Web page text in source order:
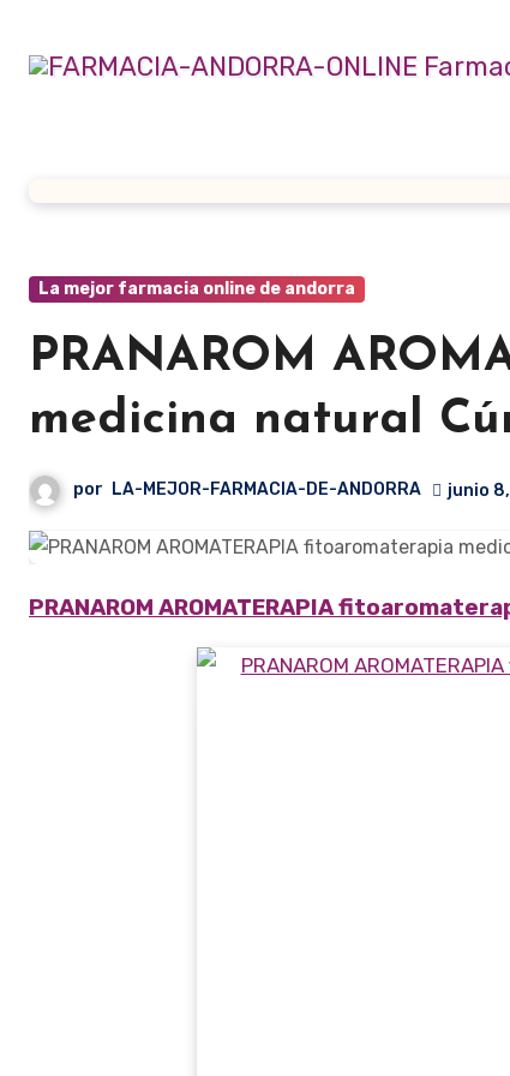
contenido
La mejor farmacia online de andorra
PRANAROM
medicina natural
por LA-MEJOR-FARMACIA-DE-ANDORRA junio
PRANAROM AROMATERAPIA